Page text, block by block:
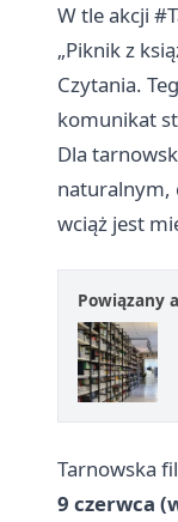
W tle akcji
„Piknik z
Czytania.
komunikat
Dla
naturalnym,
wciąż jest
Powiązany
Tarnowska
9 czerwca